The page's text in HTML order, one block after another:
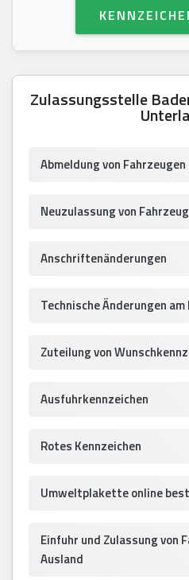
Zulassungsstelle
Abmeldung von Fahrzeugen
Neuzulassung von
Anschriftenänderungen
Technische Änderungen
Zuteilung von
Ausfuhrkennzeichen
Rotes Kennzeichen
Umweltplakette online
Einfuhr und Zulassung von
Ausland